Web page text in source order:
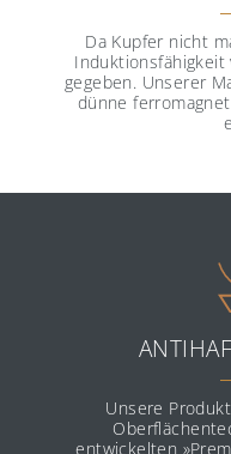
Da Kupfer nicht
gegeben. Unserer
dünne
Unsere
entwickelten